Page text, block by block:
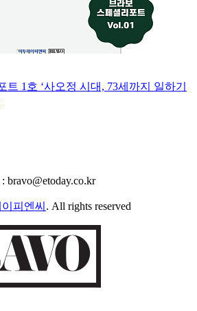
트 1호 ‘사오정 시대, 73세까지 일하기
피엔씨 . All rights reserved